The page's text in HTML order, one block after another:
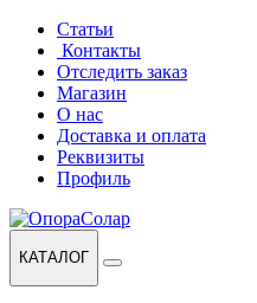
Перейти
навигации
Перейти
содержанию
Статьи
Контакты
Отследить заказ
Магазин
О нас
Доставка и оплата
Реквизиты
Профиль
КАТАЛОГ